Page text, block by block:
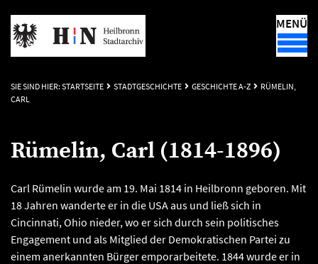
MENÜ
SIE SIND HIER: STARTSEITE STADTGESCHICHTE GESCHICHTE A-Z
RÜMELIN,
CARL
Rümelin, Carl (1814-1896)
Carl Rümelin wurde am 19. Mai 1814 in Heilbronn geboren. Mit
18 Jahren wanderte er in die USA aus und ließ sich in
Cincinnati, Ohio nieder, wo er sich durch sein politisches
Engagement und als Mitglied der Demokratischen Partei zu
einem anerkannten Bürger emporarbeitete. 1844 wurde er in